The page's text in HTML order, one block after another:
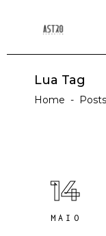
Lua Tag
Home -
14
MAIO